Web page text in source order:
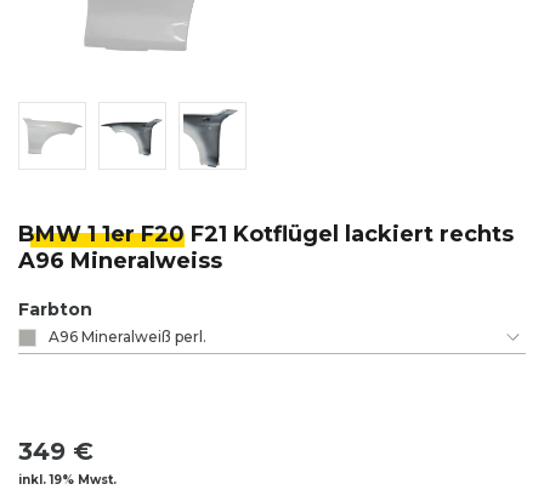
BMW 1 1er F20 F21 Kotflügel lackiert rechts
A96 Mineralweiss
Farbton
A96 Mineralweiß perl.
349 €
inkl. 19% Mwst.